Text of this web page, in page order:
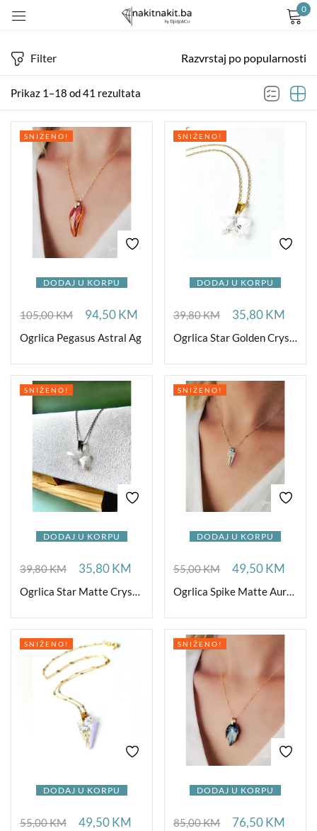
0
Prikaz 1–18 od 41 rezultata
Filter Razvrstaj po popularnosti
DODAJ U KORPU
SNIŽENO!
105,00KM 94,50KM
Ogrlica Pegasus Astral Ag
DODAJ U KORPU
SNIŽENO!
39,80KM 35,80KM
Ogrlica Star Golden Crystal Ag
DODAJ U KORPU
SNIŽENO!
39,80KM 35,80KM
Ogrlica Star Matte Crystal Ag
DODAJ U KORPU
SNIŽENO!
55,00KM 49,50KM
Ogrlica Spike Matte Aurora Ag
DODAJ U KORPU
SNIŽENO!
55,00KM 49,50KM
DODAJ U KORPU
SNIŽENO!
85,00KM 76,50KM
Remember me Lost password?
CREATE AN ACCOUNT